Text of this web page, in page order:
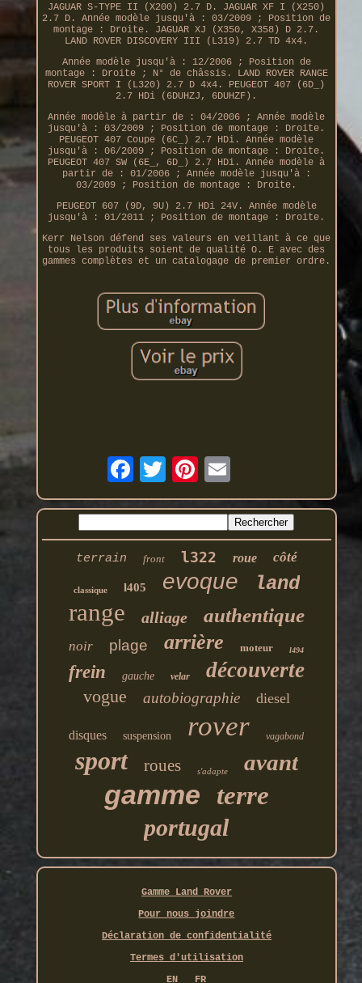
JAGUAR S-TYPE II (X200) 2.7 D. JAGUAR XF I (X250)
2.7 D. Année modèle jusqu'à : 03/2009 ; Position de
montage : Droite. JAGUAR XJ (X350, X358) D 2.7.
LAND ROVER DISCOVERY III (L319) 2.7 TD 4x4.
Année modèle jusqu'à : 12/2006 ; Position de
montage : Droite ; N° de châssis. LAND ROVER RANGE
ROVER SPORT I (L320) 2.7 D 4x4. PEUGEOT 407 (6D_)
2.7 HDi (6DUHZJ, 6DUHZF).
Année modèle à partir de : 04/2006 ; Année modèle
jusqu'à : 03/2009 ; Position de montage : Droite.
PEUGEOT 407 Coupe (6C_) 2.7 HDi. Année modèle
jusqu'à : 06/2009 ; Position de montage : Droite.
PEUGEOT 407 SW (6E_, 6D_) 2.7 HDi. Année modèle à
partir de : 01/2006 ; Année modèle jusqu'à :
03/2009 ; Position de montage : Droite.
PEUGEOT 607 (9D, 9U) 2.7 HDi 24V. Année modèle
jusqu'à : 01/2011 ; Position de montage : Droite.
Kerr Nelson défend ses valeurs en veillant à ce que
tous les produits soient de qualité O. E avec des
gammes complètes et un catalogage de premier ordre.
terrain front l322 roue côté
classique l405 evoque land
range alliage authentique
noir plage arrière moteur l494
frein gauche velar découverte
vogue autobiographie diesel
disques suspension rover vagabond
sport roues s'adapte avant
gamme terre
portugal
Gamme Land Rover
Pour nous joindre
Déclaration de confidentialité
Termes d'utilisation
EN
FR